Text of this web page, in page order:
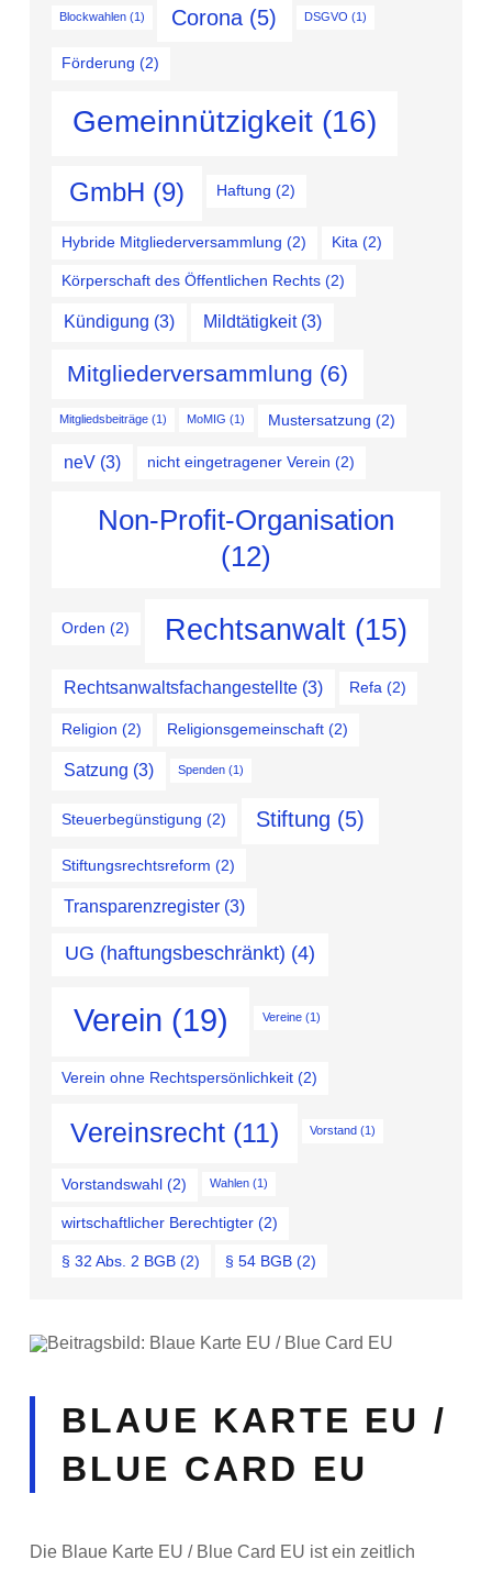
Blockwahlen (1) Corona (5) DSGVO (1)
Förderung (2)
Gemeinnützigkeit(16)
GmbH (9) Haftung (2)
Hybride Mitgliederversammlung (2) Kita (2)
Körperschaft des Öffentlichen Rechts (2)
Kündigung (3) Mildtätigkeit(3)
Mitgliederversammlung (6)
Mitgliedsbeiträge (1) MoMIG (1) Mustersatzung (2)
neV(3) nicht eingetragener Verein (2)
Non-Profit-Organisation
(12)
Orden (2) Rechtsanwalt (15)
Rechtsanwaltsfachangestellte(3) Refa (2)
Religion (2) Religionsgemeinschaft (2)
Satzung (3) Spenden (1)
Steuerbegünstigung (2) Stiftung (5)
Stiftungsrechtsreform (2)
Transparenzregister(3)
UG (haftungsbeschränkt) (4)
Verein (19) Vereine(1)
Verein ohne Rechtspersönlichkeit (2)
Vereinsrecht(11) Vorstand (1)
Vorstandswahl (2) Wahlen(1)
wirtschaftlicher Berechtigter (2)
§ 32 Abs. 2 BGB (2) § 54 BGB (2)
BLAUE KARTE EU /
BLUE CARD EU
Die Blaue Karte EU / Blue Card EU ist ein zeitlich